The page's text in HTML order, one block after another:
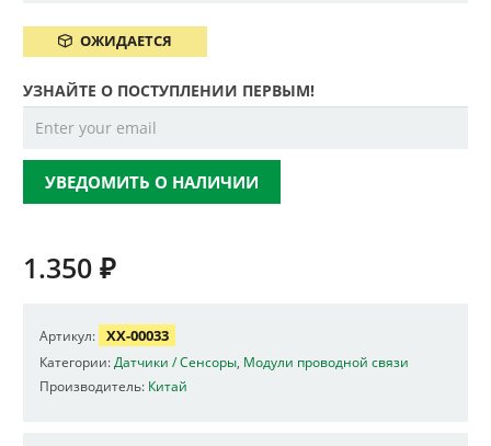
ОЖИДАЕТСЯ
УЗНАЙТЕ О ПОСТУПЛЕНИИ ПЕРВЫМ!
УВЕДОМИТЬ О НАЛИЧИИ
1.350 ₽
Артикул: XX-00033
Категории: Датчики / Сенсоры Модули проводной связи
Производитель: Китай